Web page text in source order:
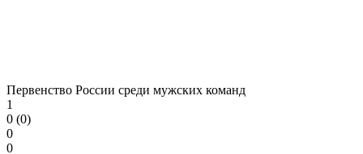
Первенство России среди мужских команд
1
0 (0)
0
0